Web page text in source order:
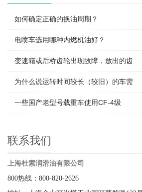
如何确定正确的换油周期？
电喷车选用哪种内燃机油好？
变速箱或后桥齿轮出现故障，放出的齿
为什么说运转时间较长（较旧）的车需
一些国产老型号载重车使用CF-4级
联系我们
上海杜索润滑油有限公司
800热线：800-820-2626